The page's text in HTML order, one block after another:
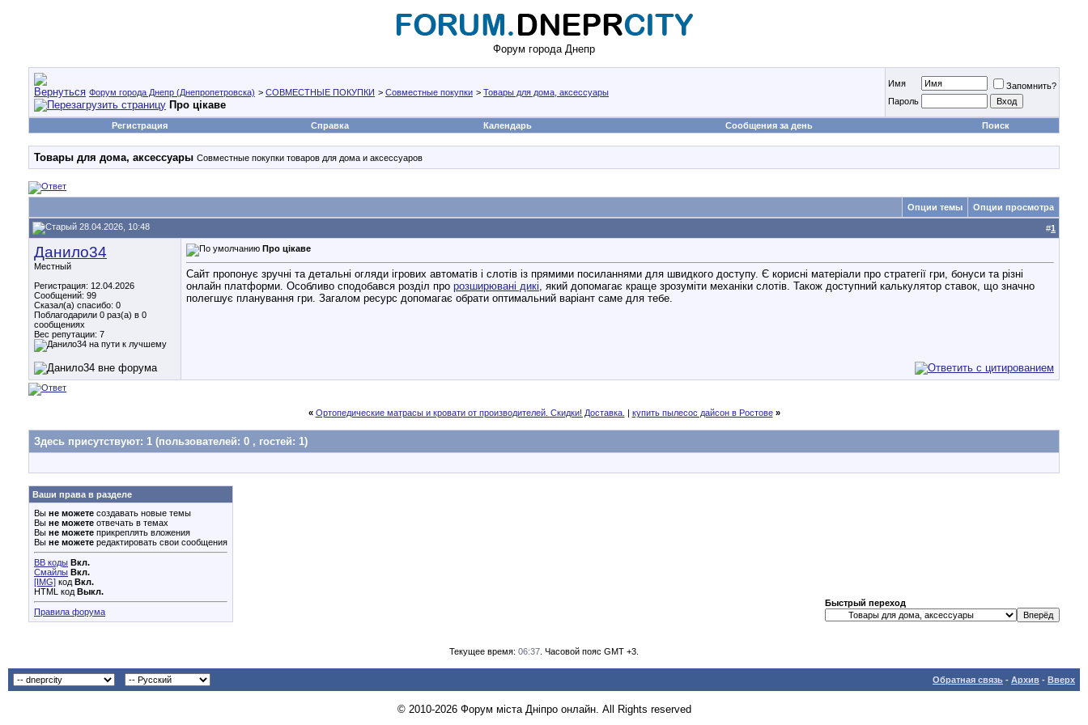
Форум города Днепр
Форум города Днепр (Днепропетровска) > СОВМЕСТНЫЕ ПОКУПКИ > Совместные покупки > Товары для дома, аксессуары
Про цікаве
Имя
Запомнить?
Пароль
Регистрация Справка Календарь Сообщения за день Поиск
Товары для дома, аксессуары Совместные покупки товаров для дома и аксессуаров
Опции темы
Опции просмотра
28.04.2026, 10:48
#1
Данило34
Местный
Регистрация: 12.04.2026
Сообщений: 99
Сказал(а) спасибо: 0
Поблагодарили 0 раз(а) в 0
сообщениях
Вес репутации: 7
Про цікаве
Сайт пропонує зручні та детальні огляди ігрових автоматів і слотів із прямими посиланнями для швидкого доступу. Є корисні матеріали про стратегії гри, бонуси та різні
онлайн платформи. Особливо сподобався розділ про розширювані дикі, який допомагає краще зрозуміти механіки слотів. Також доступний калькулятор ставок, що значно
полегшує планування гри. Загалом ресурс допомагає обрати оптимальний варіант саме для тебе.
« Ортопедические матрасы и кровати от производителей. Скидки! Доставка. | купить пылесос дайсон в Ростове »
Здесь присутствуют: 1 (пользователей: 0 , гостей: 1)
Ваши права в разделе
Вы не можете создавать новые темы
Вы не можете отвечать в темах
Вы не можете прикреплять вложения
Вы не можете редактировать свои сообщения
BB коды Вкл.
Смайлы Вкл.
[IMG] код Вкл.
HTML код Выкл.
Правила форума
Быстрый переход
Текущее время: 06:37 . Часовой пояс GMT +3.
Обратная связь - Архив - Вверх
© 2010-2026 Форум міста Дніпро онлайн. All Rights reserved